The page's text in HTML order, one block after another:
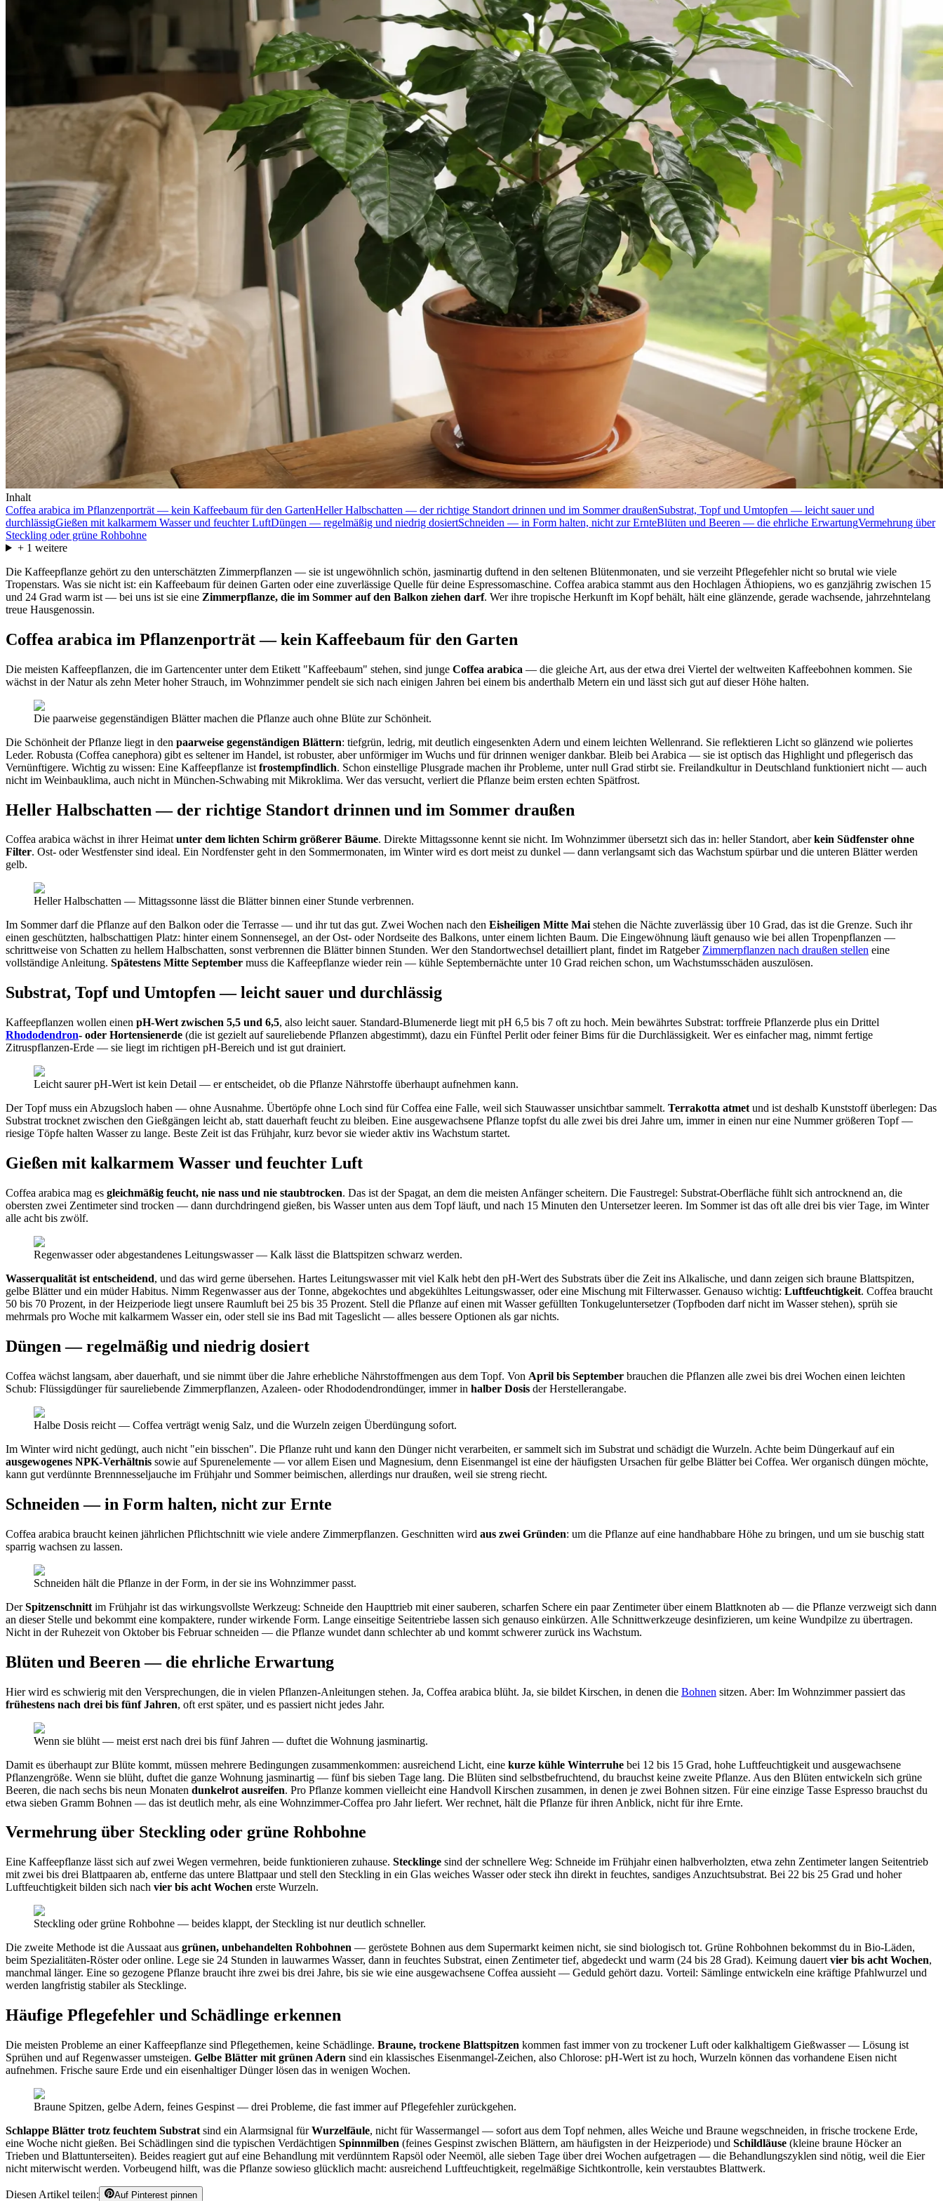
Inhalt
Coffea arabica im Pflanzenporträt — kein Kaffeebaum für den GartenHeller Halbschatten — der richtige Standort drinnen und im Sommer draußenSubstrat, Topf und Umtopfen — leicht sauer und
durchlässigGießen mit kalkarmem Wasser und feuchter LuftDüngen — regelmäßig und niedrig dosiertSchneiden — in Form halten, nicht zur ErnteBlüten und Beeren — die ehrliche ErwartungVermehrung über
Steckling oder grüne Rohbohne
+ 1 weitere
Die Kaffeepflanze gehört zu den unterschätzten Zimmerpflanzen — sie ist ungewöhnlich schön, jasminartig duftend in den seltenen Blütenmonaten, und sie verzeiht Pflegefehler nicht so brutal wie viele
Tropenstars. Was sie nicht ist: ein Kaffeebaum für deinen Garten oder eine zuverlässige Quelle für deine Espressomaschine. Coffea arabica stammt aus den Hochlagen Äthiopiens, wo es ganzjährig zwischen 15
und 24 Grad warm ist — bei uns ist sie eine Zimmerpflanze, die im Sommer auf den Balkon ziehen darf. Wer ihre tropische Herkunft im Kopf behält, hält eine glänzende, gerade wachsende, jahrzehntelang
treue Hausgenossin.
Coffea arabica im Pflanzenporträt — kein Kaffeebaum für den Garten
Die meisten Kaffeepflanzen, die im Gartencenter unter dem Etikett "Kaffeebaum" stehen, sind junge Coffea arabica — die gleiche Art, aus der etwa drei Viertel der weltweiten Kaffeebohnen kommen. Sie
wächst in der Natur als zehn Meter hoher Strauch, im Wohnzimmer pendelt sie sich nach einigen Jahren bei einem bis anderthalb Metern ein und lässt sich gut auf dieser Höhe halten.
Die paarweise gegenständigen Blätter machen die Pflanze auch ohne Blüte zur Schönheit.
Die Schönheit der Pflanze liegt in den paarweise gegenständigen Blättern: tiefgrün, ledrig, mit deutlich eingesenkten Adern und einem leichten Wellenrand. Sie reflektieren Licht so glänzend wie poliertes
Leder. Robusta (Coffea canephora) gibt es seltener im Handel, ist robuster, aber unförmiger im Wuchs und für drinnen weniger dankbar. Bleib bei Arabica — sie ist optisch das Highlight und pflegerisch das
Vernünftigere. Wichtig zu wissen: Eine Kaffeepflanze ist frostempfindlich. Schon einstellige Plusgrade machen ihr Probleme, unter null Grad stirbt sie. Freilandkultur in Deutschland funktioniert nicht — auch
nicht im Weinbauklima, auch nicht in München-Schwabing mit Mikroklima. Wer das versucht, verliert die Pflanze beim ersten echten Spätfrost.
Heller Halbschatten — der richtige Standort drinnen und im Sommer draußen
Coffea arabica wächst in ihrer Heimatunter dem lichten Schirm größerer Bäume. Direkte Mittagssonne kennt sie nicht. Im Wohnzimmer übersetzt sich das in: heller Standort, aberkein Südfenster ohne
Filter. Ost- oder Westfenster sind ideal. Ein Nordfenster geht in den Sommermonaten, im Winter wird es dort meist zu dunkel — dann verlangsamt sich das Wachstum spürbar und die unteren Blätter werden
gelb.
Heller Halbschatten — Mittagssonne lässt die Blätter binnen einer Stunde verbrennen.
Im Sommer darf die Pflanze auf den Balkon oder die Terrasse — und ihr tut das gut. Zwei Wochen nach den Eisheiligen Mitte Maistehen die Nächte zuverlässig über 10 Grad, das ist die Grenze. Such ihr
einen geschützten, halbschattigen Platz: hinter einem Sonnensegel, an der Ost- oder Nordseite des Balkons, unter einem lichten Baum. Die Eingewöhnung läuft genauso wie bei allen Tropenpflanzen —
schrittweise von Schatten zu hellem Halbschatten, sonst verbrennen die Blätter binnen Stunden. Wer den Standortwechsel detailliert plant, findet im RatgeberZimmerpflanzen nach draußen stellen eine
vollständige Anleitung. Spätestens Mitte September muss die Kaffeepflanze wieder rein — kühle Septembernächte unter 10 Grad reichen schon, um Wachstumsschäden auszulösen.
Substrat, Topf und Umtopfen — leicht sauer und durchlässig
Kaffeepflanzen wollen einen pH-Wert zwischen 5,5 und 6,5, also leicht sauer. Standard-Blumenerde liegt mit pH 6,5 bis 7 oft zu hoch. Mein bewährtes Substrat: torffreie Pflanzerde plus ein Drittel
Rhododendron- oder Hortensienerde (die ist gezielt auf saureliebende Pflanzen abgestimmt), dazu ein Fünftel Perlit oder feiner Bims für die Durchlässigkeit. Wer es einfacher mag, nimmt fertige
Zitruspflanzen-Erde — sie liegt im richtigen pH-Bereich und ist gut drainiert.
Leicht saurer pH-Wert ist kein Detail — er entscheidet, ob die Pflanze Nährstoffe überhaupt aufnehmen kann.
Der Topf muss ein Abzugsloch haben — ohne Ausnahme. Übertöpfe ohne Loch sind für Coffea eine Falle, weil sich Stauwasser unsichtbar sammelt. Terrakotta atmet und ist deshalb Kunststoff überlegen: Das
Substrat trocknet zwischen den Gießgängen leicht ab, statt dauerhaft feucht zu bleiben. Eine ausgewachsene Pflanze topfst du alle zwei bis drei Jahre um, immer in einen nur eine Nummer größeren Topf —
riesige Töpfe halten Wasser zu lange. Beste Zeit ist das Frühjahr, kurz bevor sie wieder aktiv ins Wachstum startet.
Gießen mit kalkarmem Wasser und feuchter Luft
Coffea arabica mag es gleichmäßig feucht, nie nass und nie staubtrocken. Das ist der Spagat, an dem die meisten Anfänger scheitern. Die Faustregel: Substrat-Oberfläche fühlt sich antrocknend an, die
obersten zwei Zentimeter sind trocken — dann durchdringend gießen, bis Wasser unten aus dem Topf läuft, und nach 15 Minuten den Untersetzer leeren. Im Sommer ist das oft alle drei bis vier Tage, im Winter
alle acht bis zwölf.
Regenwasser oder abgestandenes Leitungswasser — Kalk lässt die Blattspitzen schwarz werden.
Wasserqualität ist entscheidend, und das wird gerne übersehen. Hartes Leitungswasser mit viel Kalk hebt den pH-Wert des Substrats über die Zeit ins Alkalische, und dann zeigen sich braune Blattspitzen,
gelbe Blätter und ein müder Habitus. Nimm Regenwasser aus der Tonne, abgekochtes und abgekühltes Leitungswasser, oder eine Mischung mit Filterwasser. Genauso wichtig: Luftfeuchtigkeit. Coffea braucht
50 bis 70 Prozent, in der Heizperiode liegt unsere Raumluft bei 25 bis 35 Prozent. Stell die Pflanze auf einen mit Wasser gefüllten Tonkugeluntersetzer (Topfboden darf nicht im Wasser stehen), sprüh sie
mehrmals pro Woche mit kalkarmem Wasser ein, oder stell sie ins Bad mit Tageslicht — alles bessere Optionen als gar nichts.
Düngen — regelmäßig und niedrig dosiert
Coffea wächst langsam, aber dauerhaft, und sie nimmt über die Jahre erhebliche Nährstoffmengen aus dem Topf. Von April bis September brauchen die Pflanzen alle zwei bis drei Wochen einen leichten
Schub: Flüssigdünger für saureliebende Zimmerpflanzen, Azaleen- oder Rhododendrondünger, immer in halber Dosis der Herstellerangabe.
Halbe Dosis reicht — Coffea verträgt wenig Salz, und die Wurzeln zeigen Überdüngung sofort.
Im Winter wird nicht gedüngt, auch nicht "ein bisschen". Die Pflanze ruht und kann den Dünger nicht verarbeiten, er sammelt sich im Substrat und schädigt die Wurzeln. Achte beim Düngerkauf auf ein
ausgewogenes NPK-Verhältnis sowie auf Spurenelemente — vor allem Eisen und Magnesium, denn Eisenmangel ist eine der häufigsten Ursachen für gelbe Blätter bei Coffea. Wer organisch düngen möchte,
kann gut verdünnte Brennnesseljauche im Frühjahr und Sommer beimischen, allerdings nur draußen, weil sie streng riecht.
Schneiden — in Form halten, nicht zur Ernte
Coffea arabica braucht keinen jährlichen Pflichtschnitt wie viele andere Zimmerpflanzen. Geschnitten wird aus zwei Gründen: um die Pflanze auf eine handhabbare Höhe zu bringen, und um sie buschig statt
sparrig wachsen zu lassen.
Schneiden hält die Pflanze in der Form, in der sie ins Wohnzimmer passt.
DerSpitzenschnitt im Frühjahr ist das wirkungsvollste Werkzeug: Schneide den Haupttrieb mit einer sauberen, scharfen Schere ein paar Zentimeter über einem Blattknoten ab — die Pflanze verzweigt sich dann
an dieser Stelle und bekommt eine kompaktere, runder wirkende Form. Lange einseitige Seitentriebe lassen sich genauso einkürzen. Alle Schnittwerkzeuge desinfizieren, um keine Wundpilze zu übertragen.
Nicht in der Ruhezeit von Oktober bis Februar schneiden — die Pflanze wundet dann schlechter ab und kommt schwerer zurück ins Wachstum.
Blüten und Beeren — die ehrliche Erwartung
Hier wird es schwierig mit den Versprechungen, die in vielen Pflanzen-Anleitungen stehen. Ja, Coffea arabica blüht. Ja, sie bildet Kirschen, in denen die Bohnen sitzen. Aber: Im Wohnzimmer passiert das
frühestens nach drei bis fünf Jahren, oft erst später, und es passiert nicht jedes Jahr.
Wenn sie blüht — meist erst nach drei bis fünf Jahren — duftet die Wohnung jasminartig.
Damit es überhaupt zur Blüte kommt, müssen mehrere Bedingungen zusammenkommen: ausreichend Licht, eine kurze kühle Winterruhe bei 12 bis 15 Grad, hohe Luftfeuchtigkeit und ausgewachsene
Pflanzengröße. Wenn sie blüht, duftet die ganze Wohnung jasminartig — fünf bis sieben Tage lang. Die Blüten sind selbstbefruchtend, du brauchst keine zweite Pflanze. Aus den Blüten entwickeln sich grüne
Beeren, die nach sechs bis neun Monaten dunkelrot ausreifen. Pro Pflanze kommen vielleicht eine Handvoll Kirschen zusammen, in denen je zwei Bohnen sitzen. Für eine einzige Tasse Espresso brauchst du
etwa sieben Gramm Bohnen — das ist deutlich mehr, als eine Wohnzimmer-Coffea pro Jahr liefert. Wer rechnet, hält die Pflanze für ihren Anblick, nicht für ihre Ernte.
Vermehrung über Steckling oder grüne Rohbohne
Eine Kaffeepflanze lässt sich auf zwei Wegen vermehren, beide funktionieren zuhause. Stecklinge sind der schnellere Weg: Schneide im Frühjahr einen halbverholzten, etwa zehn Zentimeter langen Seitentrieb
mit zwei bis drei Blattpaaren ab, entferne das untere Blattpaar und stell den Steckling in ein Glas weiches Wasser oder steck ihn direkt in feuchtes, sandiges Anzuchtsubstrat. Bei 22 bis 25 Grad und hoher
Luftfeuchtigkeit bilden sich nach vier bis acht Wochen erste Wurzeln.
Steckling oder grüne Rohbohne — beides klappt, der Steckling ist nur deutlich schneller.
Die zweite Methode ist die Aussaat aus grünen, unbehandelten Rohbohnen — geröstete Bohnen aus dem Supermarkt keimen nicht, sie sind biologisch tot. Grüne Rohbohnen bekommst du in Bio-Läden,
beim Spezialitäten-Röster oder online. Lege sie 24 Stunden in lauwarmes Wasser, dann in feuchtes Substrat, einen Zentimeter tief, abgedeckt und warm (24 bis 28 Grad). Keimung dauert vier bis acht Wochen,
manchmal länger. Eine so gezogene Pflanze braucht ihre zwei bis drei Jahre, bis sie wie eine ausgewachsene Coffea aussieht — Geduld gehört dazu. Vorteil: Sämlinge entwickeln eine kräftige Pfahlwurzel und
werden langfristig stabiler als Stecklinge.
Häufige Pflegefehler und Schädlinge erkennen
Die meisten Probleme an einer Kaffeepflanze sind Pflegethemen, keine Schädlinge. Braune, trockene Blattspitzen kommen fast immer von zu trockener Luft oder kalkhaltigem Gießwasser — Lösung ist
Sprühen und auf Regenwasser umsteigen. Gelbe Blätter mit grünen Adern sind ein klassisches Eisenmangel-Zeichen, also Chlorose: pH-Wert ist zu hoch, Wurzeln können das vorhandene Eisen nicht
aufnehmen. Frische saure Erde und ein eisenhaltiger Dünger lösen das in wenigen Wochen.
Braune Spitzen, gelbe Adern, feines Gespinst — drei Probleme, die fast immer auf Pflegefehler zurückgehen.
Schlappe Blätter trotz feuchtem Substrat sind ein Alarmsignal fürWurzelfäule, nicht für Wassermangel — sofort aus dem Topf nehmen, alles Weiche und Braune wegschneiden, in frische trockene Erde,
eine Woche nicht gießen. Bei Schädlingen sind die typischen Verdächtigen Spinnmilben (feines Gespinst zwischen Blättern, am häufigsten in der Heizperiode) und Schildläuse (kleine braune Höcker an
Trieben und Blattunterseiten). Beides reagiert gut auf eine Behandlung mit verdünntem Rapsöl oder Neemöl, alle sieben Tage über drei Wochen aufgetragen — die Behandlungszyklen sind nötig, weil die Eier
nicht miterwischt werden. Vorbeugend hilft, was die Pflanze sowieso glücklich macht: ausreichend Luftfeuchtigkeit, regelmäßige Sichtkontrolle, kein verstaubtes Blattwerk.
Diesen Artikel teilen: Auf Pinterest pinnen